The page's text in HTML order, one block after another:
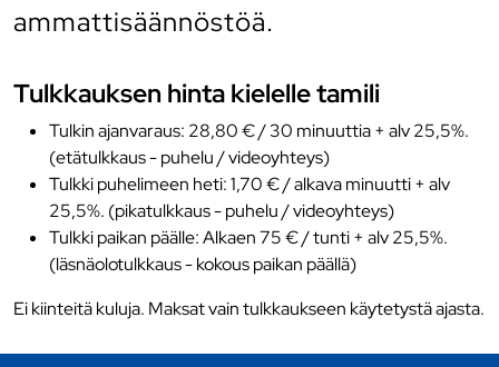
ammattisäännöstöä.
Tulkkauksen hinta kielelle tamili
Tulkin ajanvaraus: 28,80 € / 30 minuuttia + alv 25,5%.
(etätulkkaus - puhelu / videoyhteys)
Tulkki puhelimeen heti: 1,70 € / alkava minuutti + alv
25,5%. (pikatulkkaus - puhelu / videoyhteys)
Tulkki paikan päälle: Alkaen 75 € / tunti + alv 25,5%.
(läsnäolotulkkaus - kokous paikan päällä)
Ei kiinteitä kuluja. Maksat vain tulkkaukseen käytetystä ajasta.